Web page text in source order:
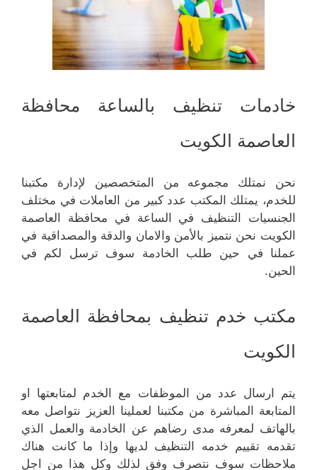
خادمات تنظيف بالساعة محافظة
العاصمة الكويت
نحن نمتلك مجموعه من المتخصصين لإدارة مكتبنا
للخدم، يمتلك المكتب عدد كبير من العاملات في مختلف
الجنسيات التنظيف في الساعة في محافظة العاصمة
الكويت نحن نتميز بالأمن والامان والدقة والمصداقية في
عملنا في حين طلب الخادمة سوف ترسل لكم في
الحين.
مكتب خدم تنظيف بمحافظة العاصمة
الكويت
يتم ارسال عدد من الموظفات مع الخدم لمتابعتها او
المتابعة المباشرة من مكتبنا لعملينا العزيز نتواصل معه
بالهاتف لمعرفه مدى رضاهم عن الخادمة والعمل الذي
تقدمه تقييم خدمه التنظيف لديها وإذا ما كانت هناك
ملاحظات سوف نتصرف وفق لذلك وكل هذا من اجل